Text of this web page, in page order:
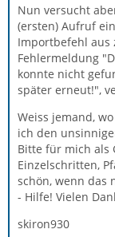
Nun versucht
(ersten) Aufruf
Importbefehl aus
Fehlermeldung
konnte nicht
später erneut!",
Weiss jemand,
ich den
Bitte für mich als
Einzelschritten,
schön, wenn das
- Hilfe! Vielen
skiron930